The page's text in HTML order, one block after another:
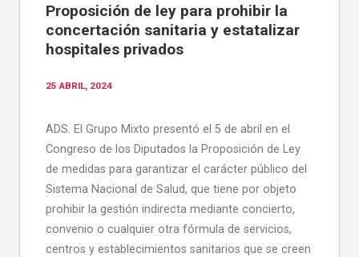
Proposición de ley para prohibir la
concertación sanitaria y estatalizar
hospitales privados
25 ABRIL, 2024
ADS. El Grupo Mixto presentó el 5 de abril en el
Congreso de los Diputados la Proposición de Ley
de medidas para garantizar el carácter público del
Sistema Nacional de Salud, que tiene por objeto
prohibir la gestión indirecta mediante concierto,
convenio o cualquier otra fórmula de servicios,
centros y establecimientos sanitarios que se creen